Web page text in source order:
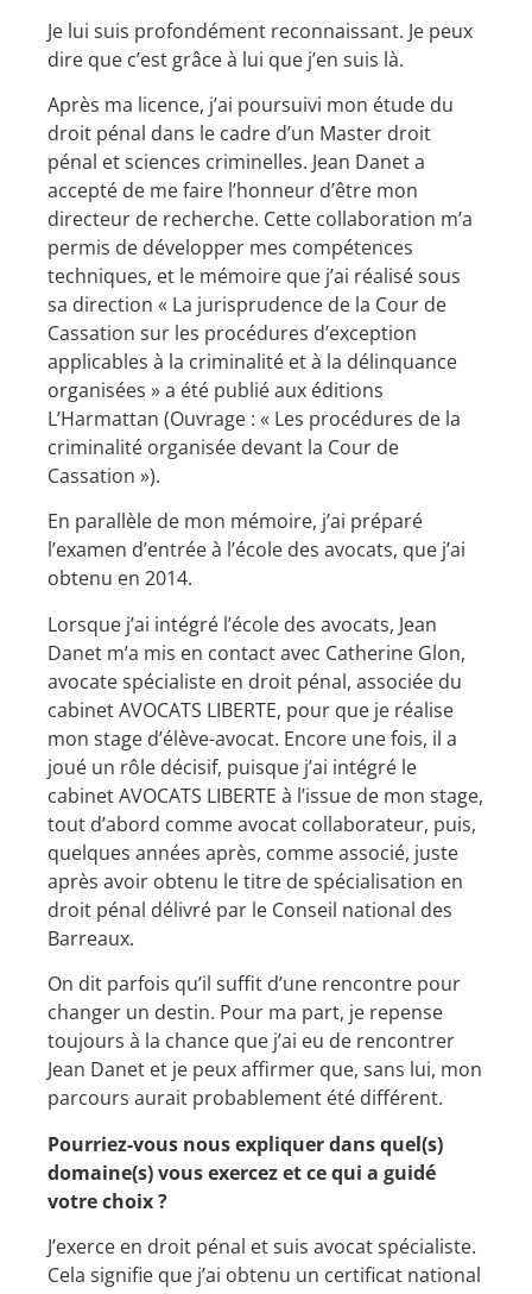
Je lui suis profondément reconnaissant. Je peux
dire que c’est grâce à lui que j’en suis là.
Après ma licence, j’ai poursuivi mon étude du
droit pénal dans le cadre d’un Master droit
pénal et sciences criminelles. Jean Danet a
accepté de me faire l’honneur d’être mon
directeur de recherche. Cette collaboration m’a
permis de développer mes compétences
techniques, et le mémoire que j’ai réalisé sous
sa direction « La jurisprudence de la Cour de
Cassation sur les procédures d’exception
applicables à la criminalité et à la délinquance
organisées » a été publié aux éditions
L’Harmattan (Ouvrage : « Les procédures de la
criminalité organisée devant la Cour de
Cassation »).
En parallèle de mon mémoire, j’ai préparé
l’examen d’entrée à l’école des avocats, que j’ai
obtenu en 2014.
Lorsque j’ai intégré l’école des avocats, Jean
Danet m’a mis en contact avec Catherine Glon,
avocate spécialiste en droit pénal, associée du
cabinet AVOCATS LIBERTE, pour que je réalise
mon stage d’élève-avocat. Encore une fois, il a
joué un rôle décisif, puisque j’ai intégré le
cabinet AVOCATS LIBERTE à l’issue de mon stage,
tout d’abord comme avocat collaborateur, puis,
quelques années après, comme associé, juste
après avoir obtenu le titre de spécialisation en
droit pénal délivré par le Conseil national des
Barreaux.
On dit parfois qu’il suffit d’une rencontre pour
changer un destin. Pour ma part, je repense
toujours à la chance que j’ai eu de rencontrer
Jean Danet et je peux affirmer que, sans lui, mon
parcours aurait probablement été différent.
Pourriez-vous nous expliquer dans quel(s)
domaine(s) vous exercez et ce qui a guidé
votre choix ?
J’exerce en droit pénal et suis avocat spécialiste.
Cela signifie que j’ai obtenu un certificat national